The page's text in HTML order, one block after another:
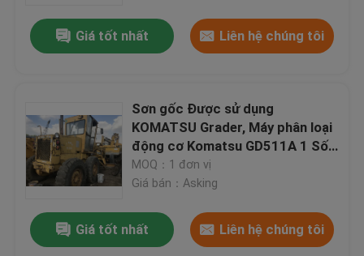
Giá tốt nhất Liên hệ chúng tôi
Sơn gốc Được sử dụng
KOMATSU Grader, Máy phân loại
động cơ Komatsu GD511A 1 Số
sê-ri 10515
MOQ：1 đơn vị
Giá bán：Asking
Giá tốt nhất Liên hệ chúng tôi